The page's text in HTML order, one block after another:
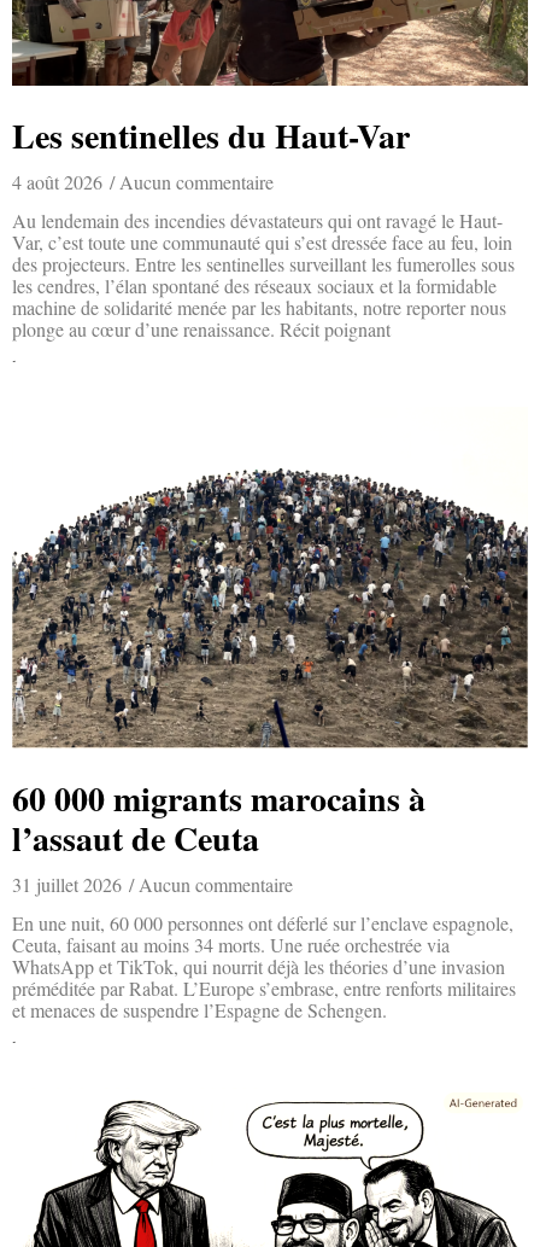
Les sentinelles du Haut-Var
4 août 2026
Aucun commentaire
Au lendemain des incendies dévastateurs qui ont ravagé le Haut-
Var, c’est toute une communauté qui s’est dressée face au feu, loin
des projecteurs. Entre les sentinelles surveillant les fumerolles sous
les cendres, l’élan spontané des réseaux sociaux et la formidable
machine de solidarité menée par les habitants, notre reporter nous
plonge au cœur d’une renaissance. Récit poignant
60 000 migrants marocains à
l’assaut de Ceuta
31 juillet 2026
Aucun commentaire
En une nuit, 60 000 personnes ont déferlé sur l’enclave espagnole,
Ceuta, faisant au moins 34 morts. Une ruée orchestrée via
WhatsApp et TikTok, qui nourrit déjà les théories d’une invasion
préméditée par Rabat. L’Europe s’embrase, entre renforts militaires
et menaces de suspendre l’Espagne de Schengen.